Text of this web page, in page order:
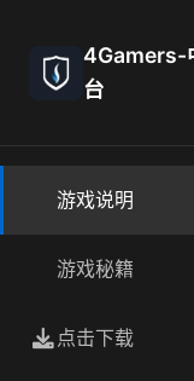
4Gamers-
台
游戏说明
游戏秘籍
点击下载